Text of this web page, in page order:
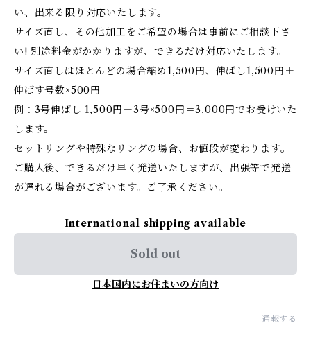
い、出来る限り対応いたします。
サイズ直し、その他加工をご希望の場合は事前にご相談下さ
い! 別途料金がかかりますが、できるだけ対応いたします。
サイズ直しはほとんどの場合縮め1,500円、伸ばし1,500円＋
伸ばす号数×500円
例：3号伸ばし 1,500円＋3号×500円＝3,000円でお受けいた
します。
セットリングや特殊なリングの場合、お値段が変わります。
ご購入後、できるだけ早く発送いたしますが、出張等で発送
が遅れる場合がございます。ご了承ください。
International shipping available
Sold out
日本国内にお住まいの方向け
通報する